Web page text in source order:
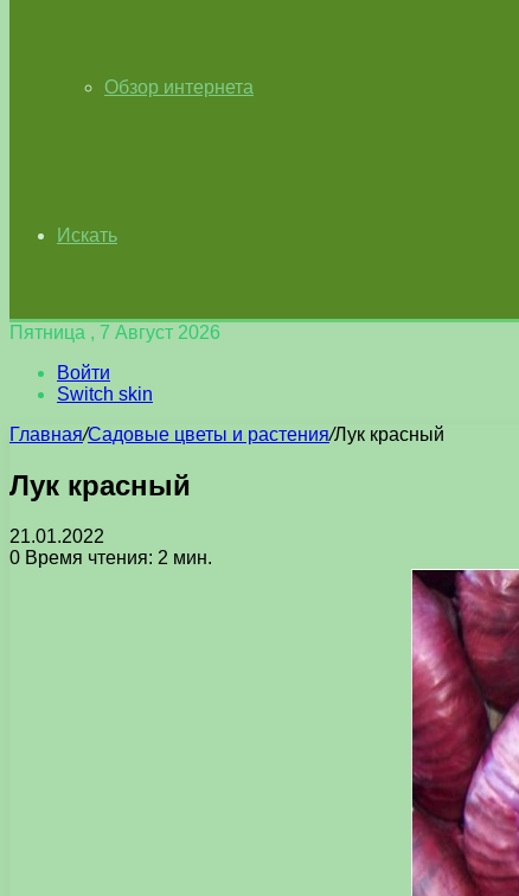
Обзор интернета
Искать
Пятница , 7 Август 2026
Войти
Switch skin
Главная/Садовые цветы и растения/Лук красный
Лук красный
21.01.2022
0 Время чтения: 2 мин.